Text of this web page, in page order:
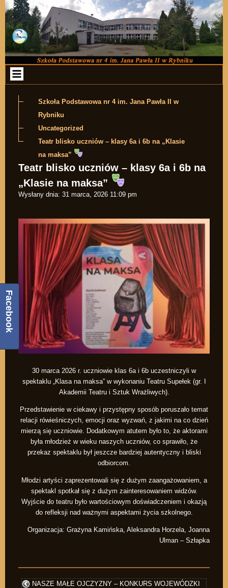
Przejdź do zawartości
Szkoła Podstawowa nr 4 im. Jana Pawła II w
Rybniku
Uncategorized
Teatr blisko uczniów – klasy 6a i 6b na „Klasie
na maksa”
Teatr blisko uczniów – klasy 6a i 6b na
„Klasie na maksa”
Wysłany dnia: 31 marca, 2026 11:09 pm
30 marca 2026 r. uczniowie klas 6a i 6b uczestniczyli w
spektaklu „Klasa na maksa” w wykonaniu Teatru Supełek (gr. I
Akademii Teatru i Sztuk Wrażliwych).
Przedstawienie w ciekawy i przystępny sposób poruszało temat
relacji rówieśniczych, emocji oraz wyzwań, z jakimi na co dzień
mierzą się uczniowie. Dodatkowym atutem było to, że aktorami
była młodzież w wieku naszych uczniów, co sprawiło, że
przekaz spektaklu był jeszcze bardziej autentyczny i bliski
odbiorcom.
Młodzi artyści zaprezentowali się z dużym zaangażowaniem, a
spektakl spotkał się z dużym zainteresowaniem widzów.
Wyjście do teatru było wartościowym doświadczeniem i okazją
do refleksji nad ważnymi aspektami życia szkolnego.
Organizacja: Grażyna Kamińska, Aleksandra Horzela, Joanna
Ulman – Szłapka
NASZE MAŁE OJCZYZNY – KONKURS WOJEWÓDZKI
Facebook